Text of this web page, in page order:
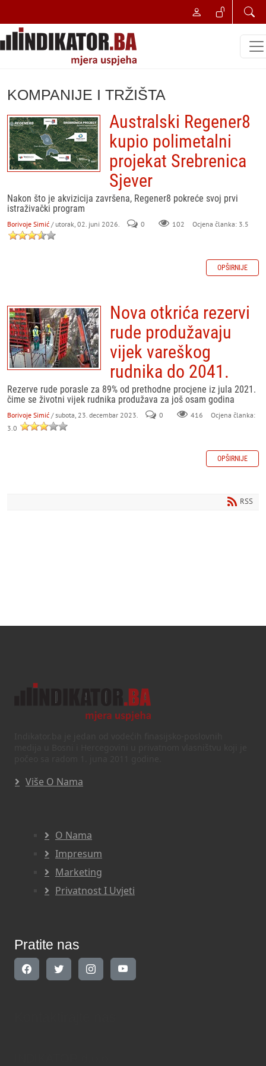
KOMPANIJE I TRŽIŠTA
Australski Regener8
kupio polimetalni
projekat Srebrenica
Sjever
Nakon što je akvizicija završena, Regener8 pokreće svoj prvi
istraživački program
Borivoje Simić / utorak, 02. juni 2026. 0 102 Ocjena članka: 3.5
OPŠIRNIJE
Nova otkrića rezervi
rude produžavaju
vijek vareškog
rudnika do 2041.
Rezerve rude porasle za 89% od prethodne procjene iz jula 2021.
čime se životni vijek rudnika produžava za još osam godina
Borivoje Simić / subota, 23. decembar 2023. 0 416
Ocjena članka:
3.0
OPŠIRNIJE
RSS
Više O Nama
O Nama
Impresum
Marketing
Privatnost I Uvjeti
Pratite nas